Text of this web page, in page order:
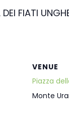
FIATI
VENUE
Piazza
Monte